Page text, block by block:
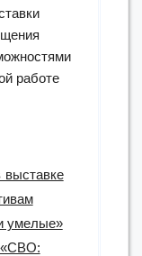
работе
выставке
умелые»
«СВО: